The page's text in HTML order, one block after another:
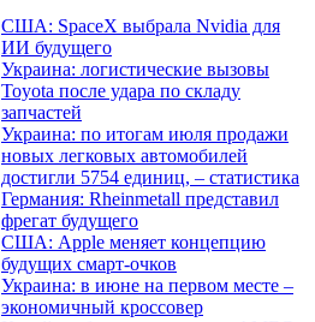
США: SpaceX выбрала Nvidia для
ИИ будущего
Украина: логистические вызовы
Toyota после удара по складу
запчастей
Украина: по итогам июля продажи
новых легковых автомобилей
достигли 5754 единиц, – статистика
Германия: Rheinmetall представил
фрегат будущего
США: Apple меняет концепцию
будущих смарт-очков
Украина: в июне на первом месте –
экономичный кроссовер